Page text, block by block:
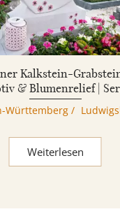
Kalkstein-
& Blumenrelief |
Württemberg /
Weiterlesen